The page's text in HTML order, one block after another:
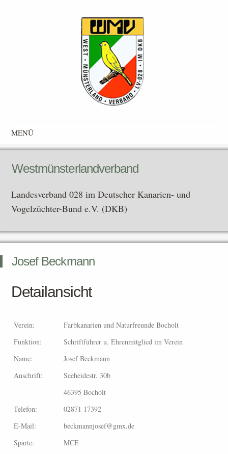
Westmünsterlandverband
Landesverband 028 im Deutscher Kanarien- und Vogelzüchter-
Bund e.V. (DKB)
MENÜ
Zum Inhalt springen
Westmünsterlandverband
Landesverband 028 im Deutscher Kanarien- und
Vogelzüchter-Bund e.V. (DKB)
Josef Beckmann
Detailansicht
Verein:
Farbkanarien und Naturfreunde Bocholt
Funktion:
Schriftführer u. Ehrenmitglied im Verein
Name:
Josef Beckmann
Anschrift:
Seeheidestr. 30b
46395 Bocholt
Telefon:
02871 17392
E-Mail:
beckmannjosef@gmx.de
Sparte:
MCE